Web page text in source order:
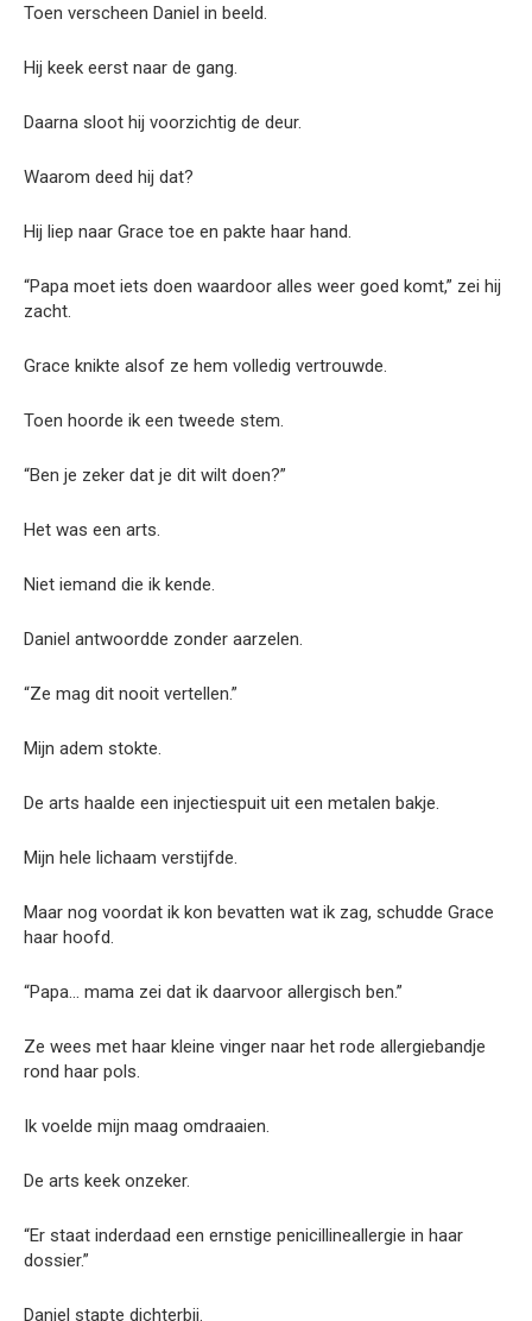
Toen verscheen Daniel in beeld.
Hij keek eerst naar de gang.
Daarna sloot hij voorzichtig de deur.
Waarom deed hij dat?
Hij liep naar Grace toe en pakte haar hand.
“Papa moet iets doen waardoor alles weer goed komt,” zei hij
zacht.
Grace knikte alsof ze hem volledig vertrouwde.
Toen hoorde ik een tweede stem.
“Ben je zeker dat je dit wilt doen?”
Het was een arts.
Niet iemand die ik kende.
Daniel antwoordde zonder aarzelen.
“Ze mag dit nooit vertellen.”
Mijn adem stokte.
De arts haalde een injectiespuit uit een metalen bakje.
Mijn hele lichaam verstijfde.
Maar nog voordat ik kon bevatten wat ik zag, schudde Grace
haar hoofd.
“Papa… mama zei dat ik daarvoor allergisch ben.”
Ze wees met haar kleine vinger naar het rode allergiebandje
rond haar pols.
Ik voelde mijn maag omdraaien.
De arts keek onzeker.
“Er staat inderdaad een ernstige penicillineallergie in haar
dossier.”
Daniel stapte dichterbij.